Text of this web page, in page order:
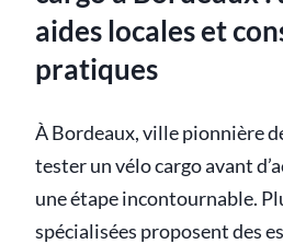
aides locales et
pratiques
À Bordeaux, ville pionnière
tester un vélo cargo avant
une étape incontournable.
spécialisées proposent des